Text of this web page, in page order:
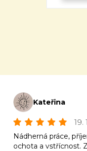
Kateřina
19.
Nádherná práce,
ochota a vstřícnost.